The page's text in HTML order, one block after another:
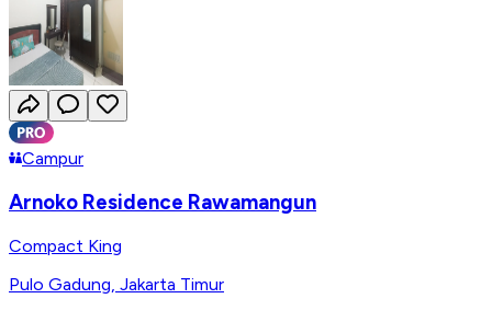
Campur
Arnoko Residence Rawamangun
Compact King
Pulo Gadung Jakarta Timur